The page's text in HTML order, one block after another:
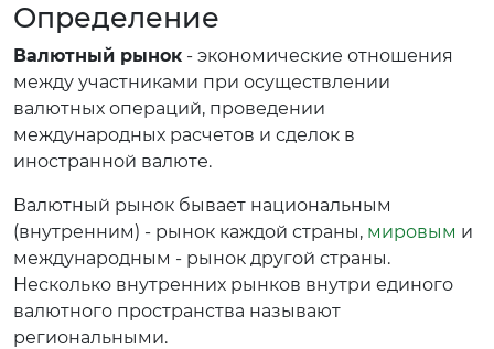
Определение
Валютный рынок - экономические отношения
между участниками при осуществлении
валютных операций, проведении
международных расчетов и сделок в
иностранной валюте.
Валютный рынок бывает национальным
(внутренним) - рынок каждой страны, мировым и
международным - рынок другой страны.
Несколько внутренних рынков внутри единого
валютного пространства называют
региональными.